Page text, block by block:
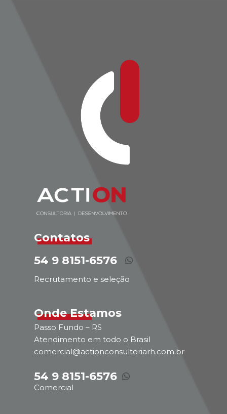
Contatos
54 9 8151-6576
Recrutamento e seleção
Onde Estamos
Passo Fundo – RS
Atendimento em todo o Brasil
comercial@actionconsultoriarh.com.br
54 9 8151-6576
Comercial